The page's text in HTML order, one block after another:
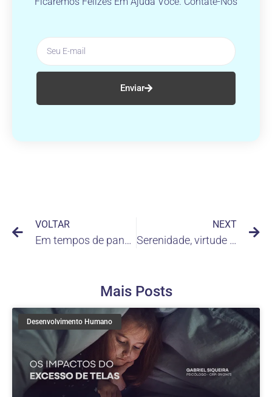
Enviar
VOLTAR
Em tempos de pandemia, fortaleça as suas resoluções
NEXT
Serenidade, virtude que faz a diferença!
Mais Posts
Desenvolvimento Humano